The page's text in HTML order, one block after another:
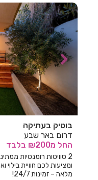
חדרים לפי שעה
חדרים לפי שעה
חדרים לפי שעה
חדרים לפי שעה
חדרים לפי שעה
חדרים לפי שעה
חדרים לפי שעה
חדרים לפי שעה
חדרים לפי שעה
בוטיק בעתיקה
דרום באר שבע
החל מ₪200 בלבד
2 סוויטות רומנטיות
ומציעות לכם חוויית
מלאה – זמינות 24/7!